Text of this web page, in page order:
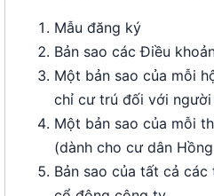
Mẫu đăng ký
Bản sao các Điều
Một bản sao của mỗi
chỉ cư trú đối với
Một bản sao của mỗi
(dành cho cư dân
Bản sao của tất cả